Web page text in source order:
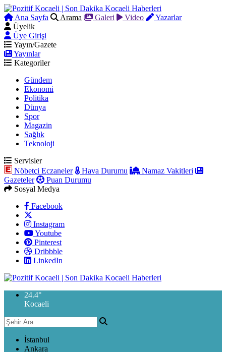
Ana Sayfa Arama Galeri Video
Yazarlar
Üyelik
Üye Girişi
Yayın/Gazete
Yayınlar
Kategoriler
Gündem
Ekonomi
Politika
Dünya
Spor
Magazin
Sağlık
Teknoloji
Servisler
Nöbetçi Eczaneler
Hava Durumu
Namaz Vakitleri
Gazeteler
Puan Durumu
Sosyal Medya
Facebook
Instagram
Youtube
Pinterest
Dribbble
LinkedIn
24.4°
Kocaeli
İstanbul
Ankara